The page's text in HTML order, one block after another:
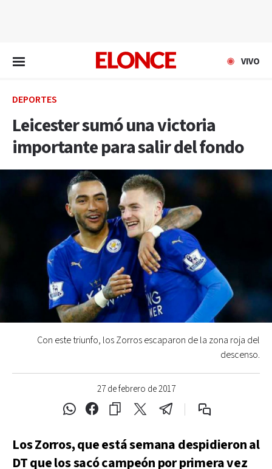
VIVO
DEPORTES
Leicester sumó una victoria
importante para salir del fondo
27 de febrero de 2017
Con este triunfo, los Zorros escaparon de la zona roja del
descenso.
Los Zorros, que está semana despidieron al
DT que los sacó campeón por primera vez